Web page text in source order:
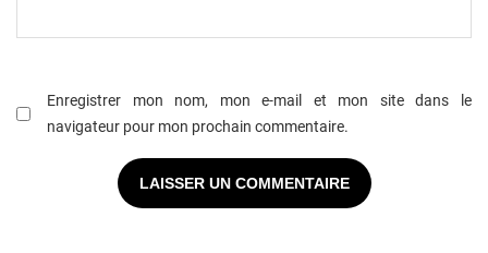
Enregistrer mon nom, mon e-mail et mon site dans le
navigateur pour mon prochain commentaire.